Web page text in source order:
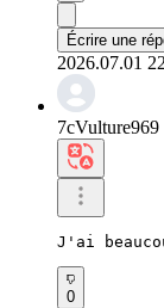
Écrire une
2026.07.01
7cVulture969
J'ai
0